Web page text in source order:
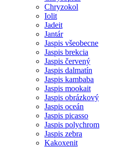
Chryzokol
Iolit
Jadeit
Jantár
Jaspis všeobecne
Jaspis brekcia
Jaspis červený
Jaspis dalmatín
Jaspis kambaba
Jaspis mookait
Jaspis obrázkový
Jaspis oceán
Jaspis picasso
Jaspis polychrom
Jaspis zebra
Kakoxenit